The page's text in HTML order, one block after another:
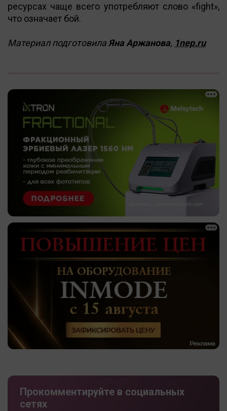
ресурсах чаще всего употребляют слово «fight»,
что означает бой.
Материал подготовила Яна Аржанова, 1nep.ru
Прокомментируйте в социальных
сетях